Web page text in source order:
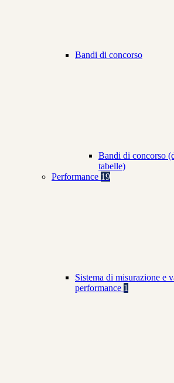
Bandi di concorso
Bandi di concorso
tabelle)
Performance 19
Sistema di misurazione e
performance 1